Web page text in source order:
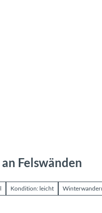
Felswänden
Kondition: leicht